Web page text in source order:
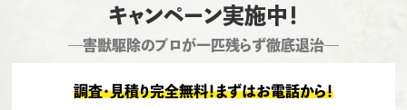
キャンペーン実施中！
―害獣駆除のプロが一匹残らず徹底退治―
調査・見積り完全無料！まずはお電話から！